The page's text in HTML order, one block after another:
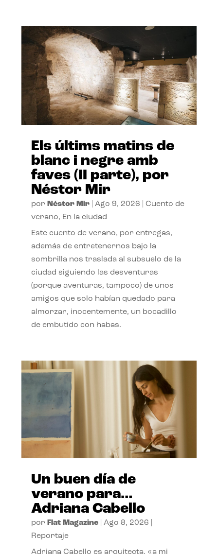
Els últims matins de
blanc i negre amb
faves (II parte), por
Néstor Mir
por Néstor Mir| Ago 9, 2026
Cuento de
verano, En la ciudad
Este cuento de verano, por entregas,
además de entretenernos bajo la
sombrilla nos traslada al subsuelo de la
ciudad siguiendo las desventuras
(porque aventuras, tampoco) de unos
amigos que solo habían quedado para
almorzar, inocentemente, un bocadillo
de embutido con habas.
Un buen día de
verano para…
Adriana Cabello
por Flat Magazine| Ago 8, 2026
Reportaje
Adriana Cabello es arquitecta, «a mi